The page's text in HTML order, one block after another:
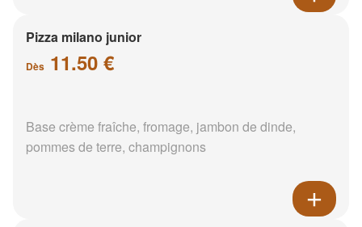
Pizza milano junior
Dès 11.50 €
Base crème fraîche, fromage, jambon de dinde,
pommes de terre, champignons